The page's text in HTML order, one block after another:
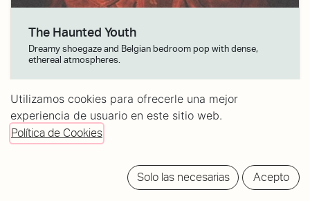
The Haunted Youth
Dreamy shoegaze and Belgian bedroom pop with dense,
ethereal atmospheres.
Tickets: 16/20
Utilizamos cookies para ofrecerle una mejor
experiencia de usuario en este sitio web.
Política de Cookies
Solo las necesarias Acepto